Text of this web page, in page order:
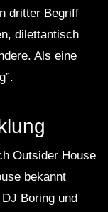
dritter Begriff
dilettantisch
Als eine
Outsider House
bekannt
Boring und